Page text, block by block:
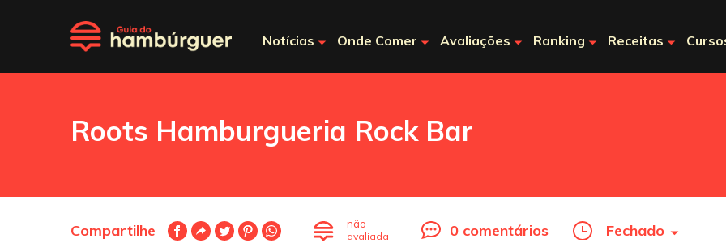
Notícias Onde Comer Avaliações Ranking Receitas
Roots Hamburgueria Rock Bar
Compartilhe não
avaliada 0 comentários Fechado